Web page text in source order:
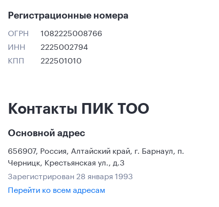
Регистрационные номера
ОГРН
1082225008766
ИНН
2225002794
КПП
222501010
Контакты ПИК ТОО
Основной адрес
656907, Россия, Алтайский край, г. Барнаул, п.
Черницк, Крестьянская ул., д.3
Зарегистрирован 28 января 1993
Перейти ко всем адресам